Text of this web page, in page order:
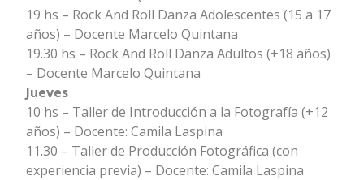
19 hs – Rock And Roll Danza Adolescentes (15 a 17
años) – Docente Marcelo Quintana
19.30 hs – Rock And Roll Danza Adultos (+18 años)
– Docente Marcelo Quintana
Jueves
10 hs – Taller de Introducción a la Fotografía (+12
años) – Docente: Camila Laspina
11.30 – Taller de Producción Fotográfica (con
experiencia previa) – Docente: Camila Laspina